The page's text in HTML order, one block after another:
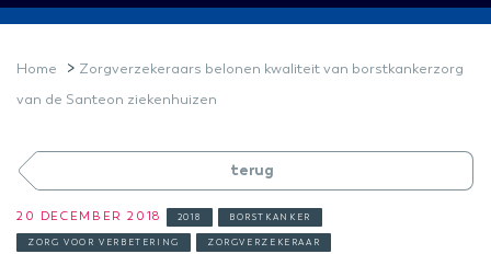
Home > Zorgverzekeraars belonen kwaliteit van borstkankerzorg
van de Santeon ziekenhuizen
terug
20 DECEMBER 2018 2018 BORSTKANKER
ZORG VOOR VERBETERING ZORGVERZEKERAAR